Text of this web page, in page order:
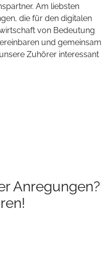
Am liebsten
die für den digitalen
von Bedeutung
und gemeinsam
Zuhörer interessant
Anregungen?